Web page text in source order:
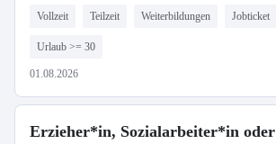
Vollzeit Teilzeit Weiterbildungen Jobticket
Urlaub >= 30
01.08.2026
Erzieher*in, Sozialarbeiter*in oder